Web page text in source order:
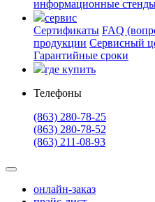
информационные
сервис
Сертификаты FAQ
продукции Сервисный
Гарантийные сроки
где купить
Телефоны
(863) 280-78-25
(863) 280-78-52
(863) 211-08-93
онлайн-заказ